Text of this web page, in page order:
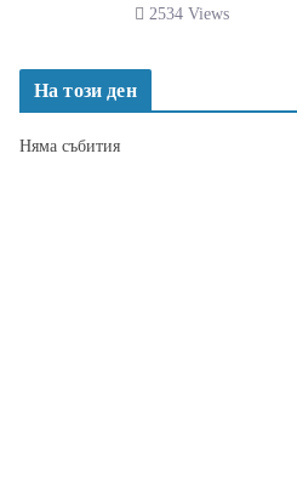
2534 Views
На този ден
Няма събития